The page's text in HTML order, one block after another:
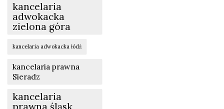
kancelaria
adwokacka
zielona góra
kancelaria adwokacka łódź
kancelaria prawna
Sieradz
kancelaria
prawna śląsk